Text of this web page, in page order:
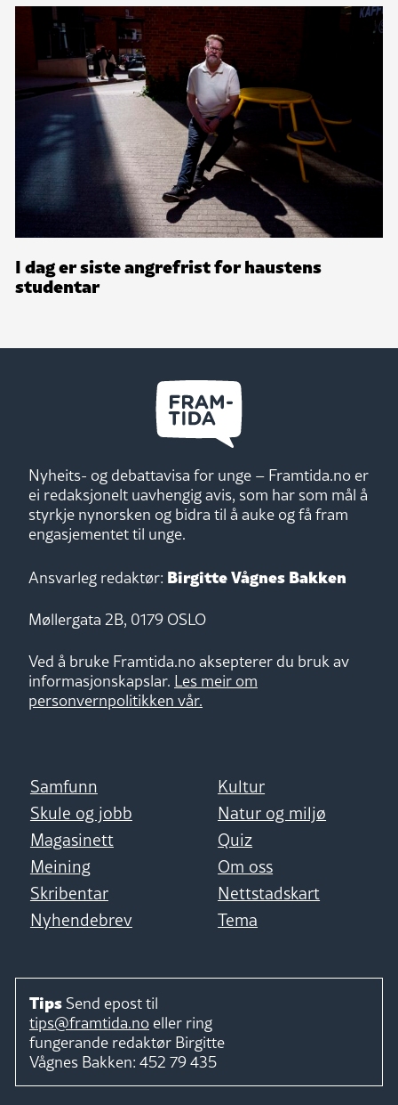
I dag er siste angrefrist for haustens
studentar
Nyheits- og debattavisa for unge – Framtida.no er
ei redaksjonelt uavhengig avis, som har som mål å
styrkje nynorsken og bidra til å auke og få fram
engasjementet til unge.
Ansvarleg redaktør: Birgitte Vågnes Bakken
Møllergata 2B, 0179 OSLO
Ved å bruke Framtida.no aksepterer du bruk av
informasjonskapslar. Les meir om
personvernpolitikken vår.
Samfunn
Kultur
Skule og jobb
Natur og miljø
Magasinett
Quiz
Meining
Om oss
Skribentar
Nettstadskart
Nyhendebrev
Tema
Tips Send epost til
tips@framtida.no eller ring
fungerande redaktør Birgitte
Vågnes Bakken: 452 79 435